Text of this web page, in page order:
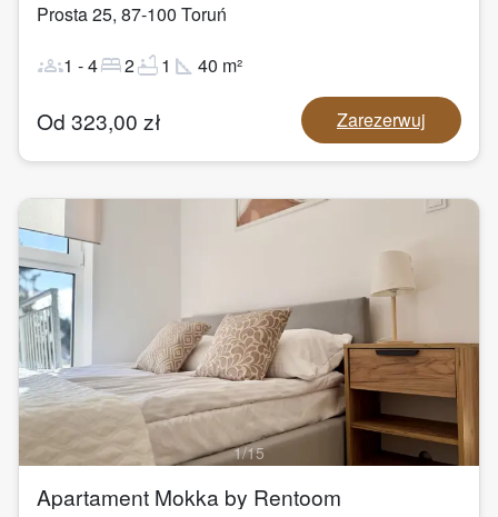
Prosta 25, 87-100 Toruń
groups1 -4bed2bathtub1 square_foot 40 m²
Od 323,00 zł Zarezerwuj
1/15
Apartament Mokka by Rentoom